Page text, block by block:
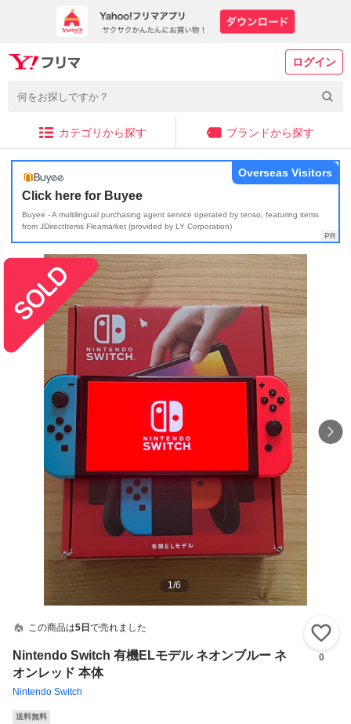
ログイン
カテゴリから探す ブランドから探す
Click here for Buyee
Buyee - A multilingual purchasing agent service operated by tenso, featuring items
from JDirectItems Fleamarket (provided by LY Corporation)
Overseas Visitors
1/6
この商品は5日 で売れました
Nintendo Switch 有機ELモデル ネオンブルー ネ
オンレッド 本体
Nintendo Switch
0
送料無料